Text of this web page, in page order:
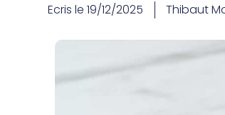
Ecris le 19/12/2025 Thibaut